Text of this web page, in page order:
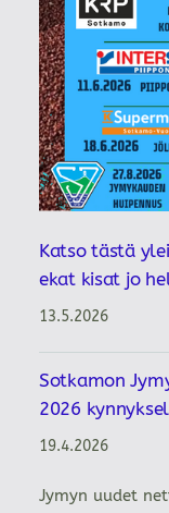
Katso tästä
ekat kisat jo
13.5.2026
Sotkamon
2026
19.4.2026
Jymyn uudet